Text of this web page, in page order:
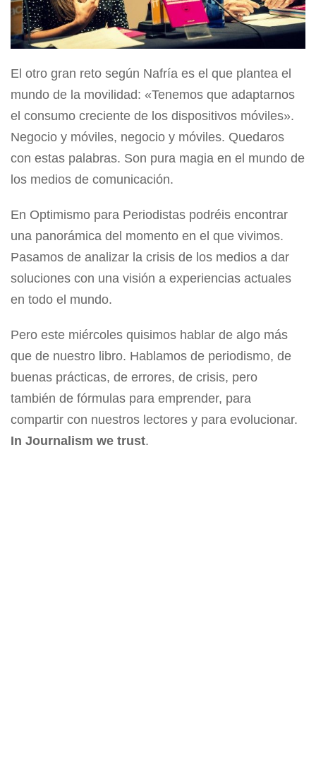
El otro gran reto según Nafría es el que plantea el
mundo de la movilidad: «Tenemos que adaptarnos
el consumo creciente de los dispositivos móviles».
Negocio y móviles, negocio y móviles. Quedaros
con estas palabras. Son pura magia en el mundo de
los medios de comunicación.
En Optimismo para Periodistas podréis encontrar
una panorámica del momento en el que vivimos.
Pasamos de analizar la crisis de los medios a dar
soluciones con una visión a experiencias actuales
en todo el mundo.
Pero este miércoles quisimos hablar de algo más
que de nuestro libro. Hablamos de periodismo, de
buenas prácticas, de errores, de crisis, pero
también de fórmulas para emprender, para
compartir con nuestros lectores y para evolucionar.
In Journalism we trust.